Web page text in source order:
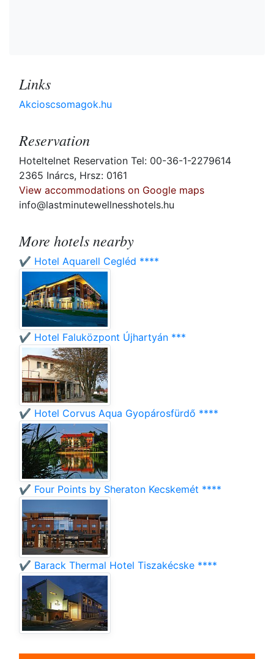
Links
Akcioscsomagok.hu
Reservation
Hoteltelnet Reservation Tel: 00-36-1-2279614
2365 Inárcs, Hrsz: 0161
View accommodations on Google maps
info@lastminutewellnesshotels.hu
More hotels nearby
✔️ Hotel Aquarell Cegléd ****
✔️ Hotel Faluközpont Újhartyán ***
✔️ Hotel Corvus Aqua Gyopárosfürdő ****
✔️ Four Points by Sheraton Kecskemét ****
✔️ Barack Thermal Hotel Tiszakécske ****